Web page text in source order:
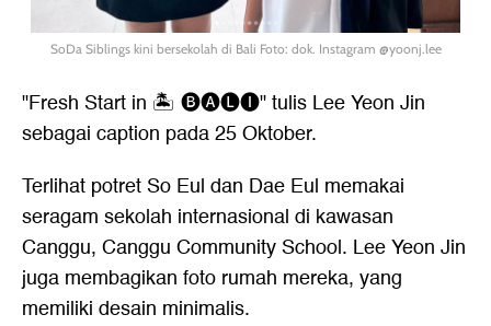
SoDa Siblings kini bersekolah di Bali Foto: dok. Instagram @yoonj.lee
"Fresh Start in 🏝️ 🅑🅐🅛🅘" tulis Lee Yeon Jin
sebagai caption pada 25 Oktober.
Terlihat potret So Eul dan Dae Eul memakai
seragam sekolah internasional di kawasan
Canggu, Canggu Community School. Lee Yeon Jin
juga membagikan foto rumah mereka, yang
memiliki desain minimalis.